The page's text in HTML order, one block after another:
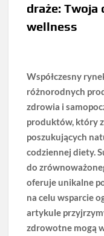
draże: Twoja
wellness
Współczesny
różnorodnych
zdrowia i
produktów, który
poszukujących
codziennej diety.
do
oferuje unikalne
na celu wsparcie
artykule
zdrowotne mogą